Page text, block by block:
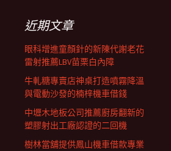
列近期文章
眼科增進童顏針的新陳代謝老花
雷射推薦LBV苗栗白內障
牛軋糖專賣店神桌打造噴霧降溫
與電動沙發的楠梓機車借錢
中壢木地板公司推薦廚房翻新的
塑膠射出工廠認證的二回機
樹林當舖提供鳳山機車借款專業